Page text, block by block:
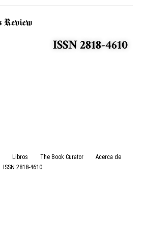
ISSN 2818-4610
Libros The Book Curator
Acerca de
ISSN 2818-4610